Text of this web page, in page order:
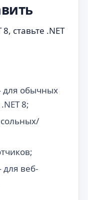
ставьте .NET
для обычных
8;
для веб-